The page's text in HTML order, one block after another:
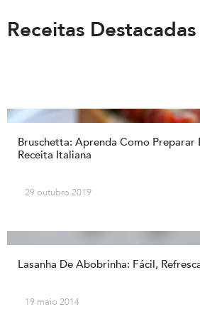
Receitas Destacadas
Bruschetta: Aprenda Como Preparar
Receita Italiana
29 outubro 2019
Lasanha De Abobrinha: Fácil,
19 maio 2014